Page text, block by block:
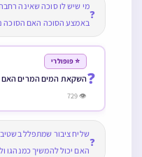
❓
מי שיש לו סוכה שאינה
באמצע הסוכה האם הסוכה
❓
⭐ פופולרי
השקאת המים המרים האם
👁 729
❓
שליח ציבור שמתפלל
האם יכול להמשיך כמנהגו